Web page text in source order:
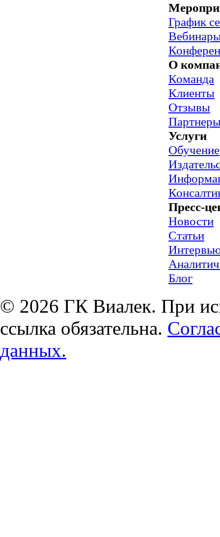
График
О
Команда
Клиенты
Отзывы
Услуги
Обучение
Пресс-
Новости
Статьи
Блог
© 2026 ГК Виалек. При
ссылка обязательна.
данных.